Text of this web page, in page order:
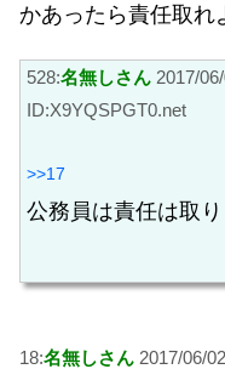
かあったら責任取れ
528:名無しさん 2017/
ID:X9YQSPGT0.net
>>17
公務員は責任は取
18:名無しさん 2017/06/